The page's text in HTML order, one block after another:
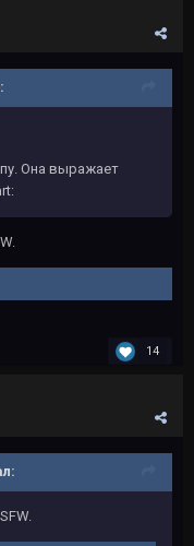
Она выражает
14